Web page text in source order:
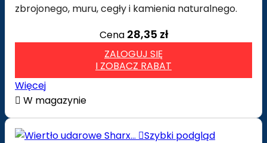
zbrojonego, muru, cegły i kamienia naturalnego.
Cena 28,35 zł
ZALOGUJ SIĘ
I ZOBACZ RABAT
Więcej
 W magazynie
Szybki podgląd